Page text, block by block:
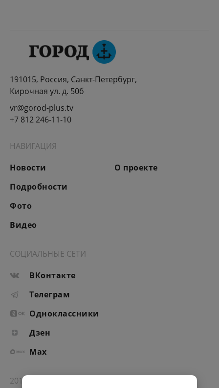
191015, Россия, Санкт-Петербург,
Кирочная ул. д. 50б
vr@gorod-plus.tv
+7 812 246-11-10
НАВИГАЦИЯ
Новости
Подробности
Фото
Видео
О проекте
СОЦИАЛЬНЫЕ СЕТИ
ВКонтакте
Телеграм
Одноклассники
Дзен
Max
2012-2026 © Портал «Электронное интернет-